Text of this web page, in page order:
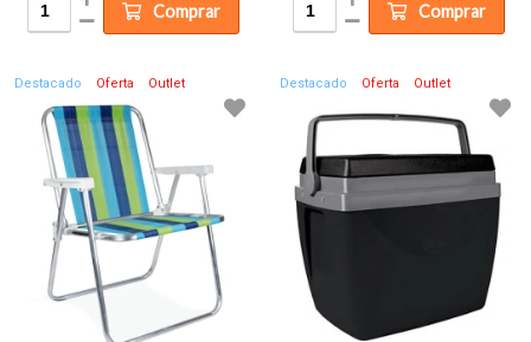
Comprar Comprar
Destacado Oferta Outlet Destacado Oferta Outlet